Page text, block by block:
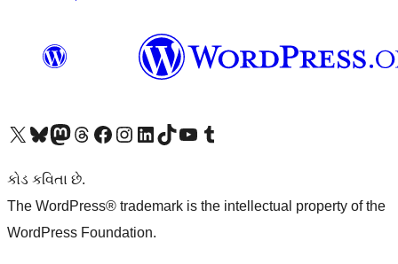
અમારા X (અગાઉ ટ્વિટર) એકાઉન્ટની મુલાકાત લોઅમારા Bluesky એકાઉન્ટની મુલાકાત લોઅમારા માસ્ટોડોન એકાઉન્ટની મુલાકાત લોઅમારા Threads એકાઉન્ટની મુલાકાત લો અમારા ફેસબુક પેજની મુલાકાત લોઅમારા ઇન્સ્ટાગ્રામ એકાઉન્ટની મુલાકાત લો અમારા LinkedIn એકાઉન્ટની મુલાકાત લોઅમારા TikTok એકાઉન્ટની મુલાકાત લોઅમારી YouTube ચેનલની મુલાકાત લો અમારા Tumblr એકાઉન્ટની મુલાકાત લો
કોડ કવિતા છે.
The WordPress® trademark is the intellectual property of the
WordPress Foundation.